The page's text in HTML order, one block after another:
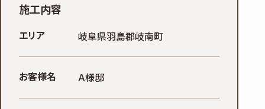
施工内容
エリア 岐阜県羽島郡岐南町
お客様名 Ａ様邸